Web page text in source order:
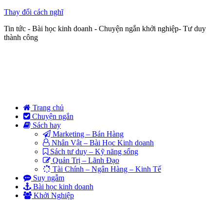
Thay đổi cách nghĩ
Tin tức - Bài học kinh doanh - Chuyện ngắn khởi nghiệp- Tư duy
thành công
Trang chủ
Chuyện ngắn
Sách hay
Marketing – Bán Hàng
Nhân Vật – Bài Học Kinh doanh
Sách tư duy – Kỹ năng sống
Quản Trị – Lãnh Đạo
Tài Chính – Ngân Hàng – Kinh Tế
Suy ngẫm
Bài học kinh doanh
Khởi Nghiệp